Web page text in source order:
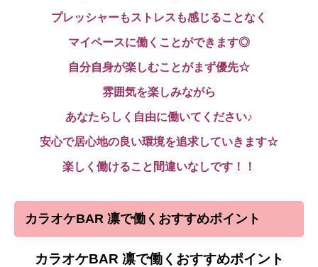
プレッシャーもストレスも感じることなく
マイペースに働くことができます◎
自分自身が楽しむことがまず優先☆
雰囲気を楽しみながら
あなたらしく自由に働いてください♪
安心で居心地の良い環境を追求していきます☆
楽しく働けること間違いなしです！！
カラオケBAR 凛で働くおすすめポイント
カラオケBAR 凛で働くおすすめポイント